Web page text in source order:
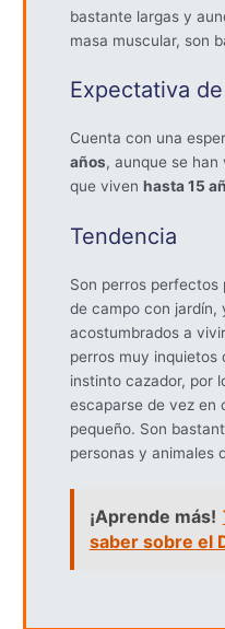
bastante largas y
masa muscular, son
Expectativa
Cuenta con una
años, aunque se han
que vivenhasta 15
Tendencia
Son perros perfectos
de campo con jardín,
acostumbrados a
perros muy inquietos
instinto cazador, por
escaparse de vez en
pequeño. Son
personas y animales
¡Aprende más!
saber sobre el